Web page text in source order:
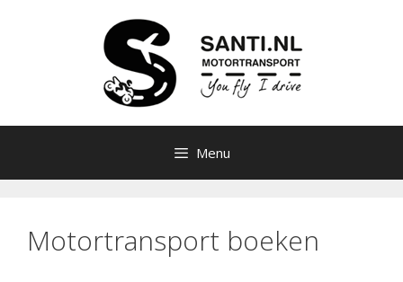
Menu
Motortransport boeken